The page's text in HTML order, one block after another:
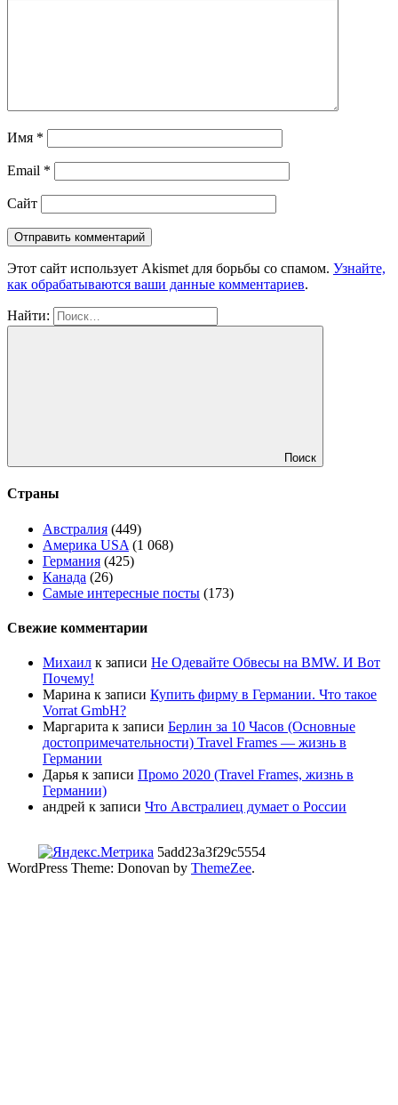
Имя *
Email *
Сайт
Этот сайт использует Akismet для борьбы со спамом. Узнайте,
как обрабатываются ваши данные комментариев.
Найти:
Поиск
Страны
Австралия (449)
Америка USA (1 068)
Германия (425)
Канада (26)
Самые интересные посты (173)
Свежие комментарии
Михаил к записи Не Одевайте Обвесы на BMW. И Вот
Почему!
Марина к записи Купить фирму в Германии. Что такое
Vorrat GmbH?
Маргарита к записи Берлин за 10 Часов (Основные
достопримечательности) Travel Frames — жизнь в
Германии
Дарья к записи Промо 2020 (Travel Frames, жизнь в
Германии)
андрей к записи Что Австралиец думает о России
5add23a3f29c5554
WordPress Theme: Donovan by ThemeZee.